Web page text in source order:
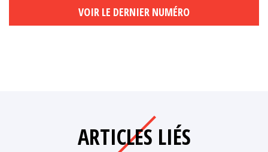
VOIR LE DERNIER NUMÉRO
ARTICLES LIÉS